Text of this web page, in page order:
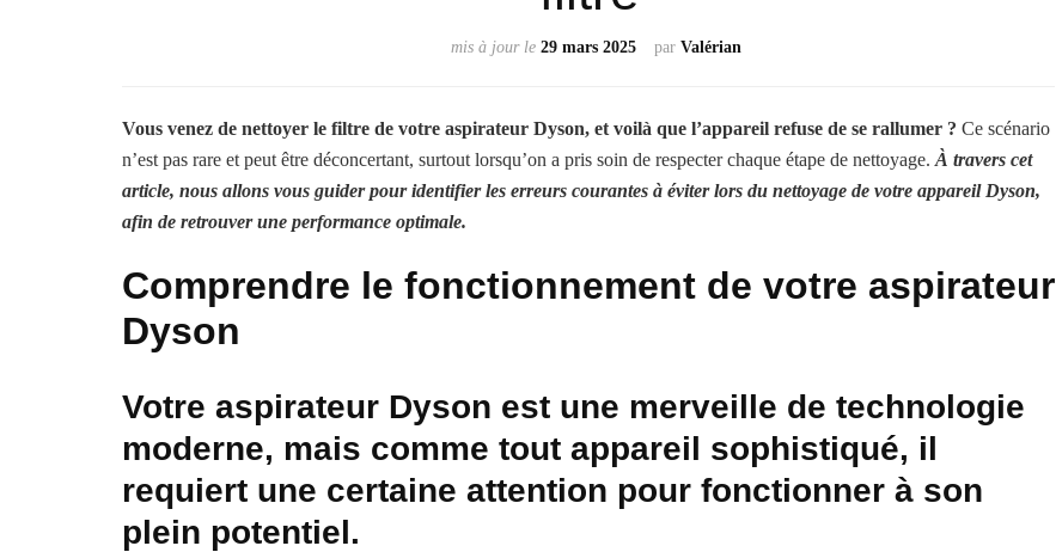
par Valérian
mis à jour le 29 mars 2025
Vous venez de nettoyer le filtre de votre aspirateur Dyson, et voilà que l’appareil refuse de se rallumer ? Ce scénario
n’est pas rare et peut être déconcertant, surtout lorsqu’on a pris soin de respecter chaque étape de nettoyage. À travers cet
article, nous allons vous guider pour identifier les erreurs courantes à éviter lors du nettoyage de votre appareil Dyson,
afin de retrouver une performance optimale.
Comprendre le fonctionnement de votre aspirateur
Dyson
Votre aspirateur Dyson est une merveille de technologie
moderne, mais comme tout appareil sophistiqué, il
requiert une certaine attention pour fonctionner à son
plein potentiel.